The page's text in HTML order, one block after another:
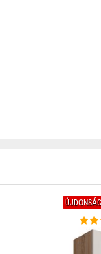
ÚJDONSÁG